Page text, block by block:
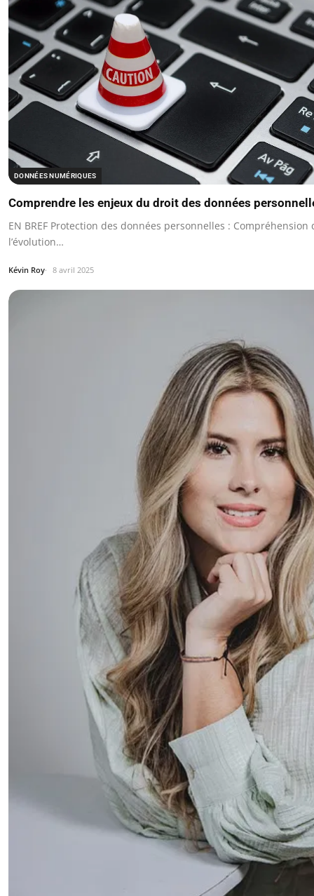
DONNÉES NUMÉRIQUES
Comprendre les enjeux du droit des données
EN BREF Protection des données personnelles :
l’évolution…
Kévin Roy 8 avril 2025